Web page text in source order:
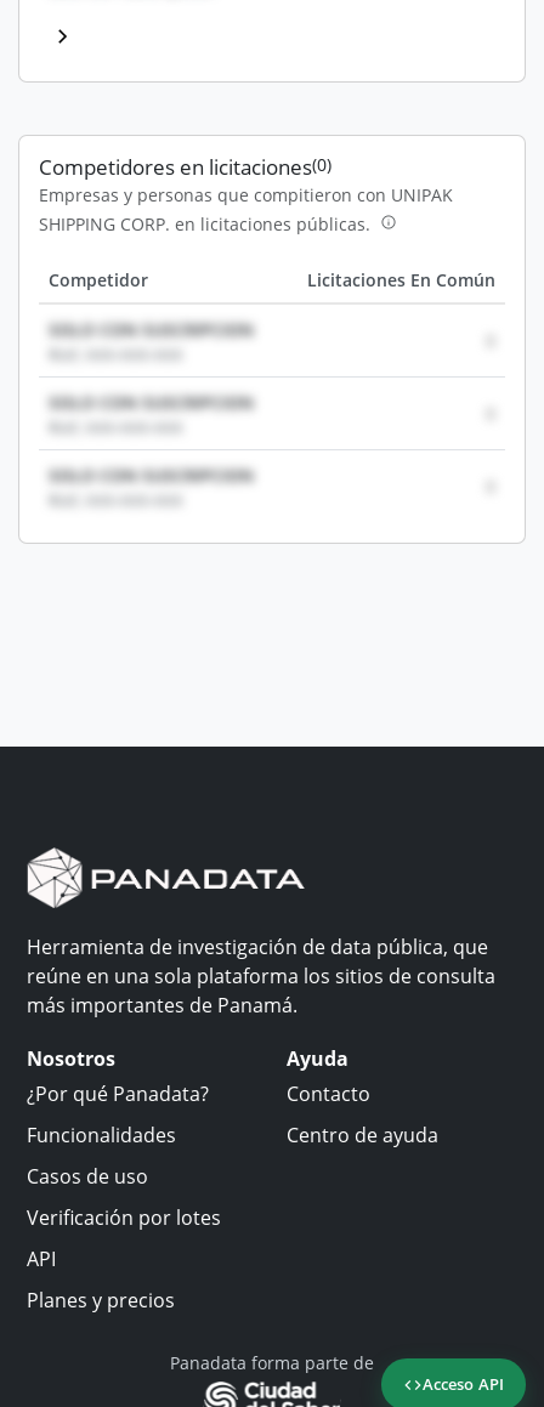
Acceso API
Competidores en licitaciones(0)
Empresas y personas que compitieron con UNIPAK
SHIPPING CORP. en licitaciones públicas.
Competidor Licitaciones En Común
SOLO CON SUSCRIPCION
SOLO CON SUSCRIPCION
SOLO CON SUSCRIPCION
Herramienta de investigación de data pública, que
reúne en una sola plataforma los sitios de consulta
más importantes de Panamá.
Nosotros
¿Por qué Panadata?
Funcionalidades
Casos de uso
Verificación por lotes
API
Planes y precios
Ayuda
Contacto
Centro de ayuda
Panadata forma parte de